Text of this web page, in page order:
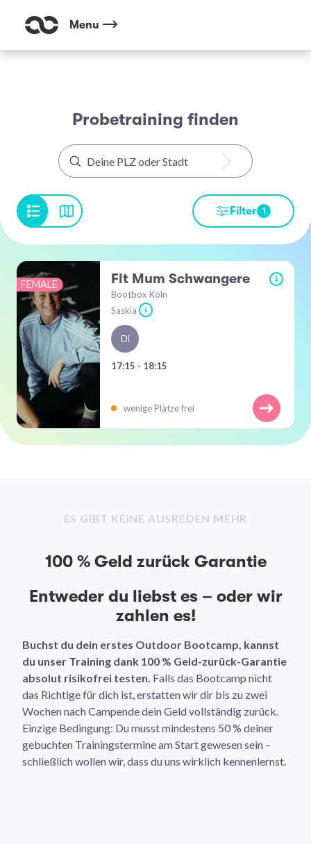
Menu
Probetraining finden
Filter 1
FEMALE Fit Mum Schwangere i
Bootbox Köln
Saskia
i
Di
17:15 - 18:15
wenige Plätze frei
ES GIBT KEINE AUSREDEN MEHR
100 % Geld zurück Garantie
Entweder du liebst es – oder wir
zahlen es!
Buchst du dein erstes Outdoor Bootcamp, kannst
du unser Training dank 100 % Geld-zurück-Garantie
absolut risikofrei testen. Falls das Bootcamp nicht
das Richtige für dich ist, erstatten wir dir bis zu zwei
Wochen nach Campende dein Geld vollständig zurück.
Einzige Bedingung: Du musst mindestens 50 % deiner
gebuchten Trainingstermine am Start gewesen sein –
schließlich wollen wir, dass du uns wirklich kennenlernst.